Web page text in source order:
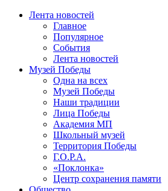
Лента новостей
Главное
Популярное
События
Лента новостей
Музей Победы
Одна на всех
Музей Победы
Наши традиции
Лица Победы
Академия МП
Школьный музей
Территория Победы
Г.О.Р.А.
«Поклонка»
Центр сохранения памяти